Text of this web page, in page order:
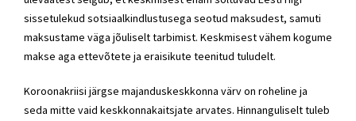
sissetulekud sotsiaalkindlustusega seotud maksudest, samuti
maksustame väga jõuliselt tarbimist. Keskmisest vähem kogume
makse aga ettevõtete ja eraisikute teenitud tuludelt.
Koroonakriisi järgse majanduskeskkonna värv on roheline ja
seda mitte vaid keskkonnakaitsjate arvates. Hinnanguliselt tuleb